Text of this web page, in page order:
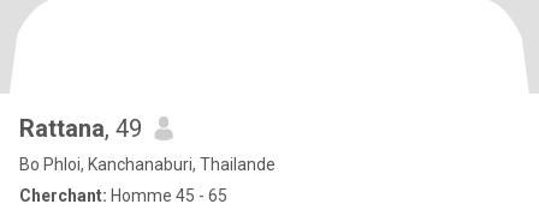
Rattana, 49
Bo Phloi, Kanchanaburi, Thailande
Cherchant: Homme 45 - 65